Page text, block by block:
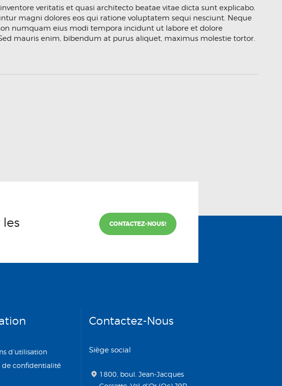
veritatis et quasi architecto beatae vitae dicta sunt explicabo.
magni dolores eos qui ratione voluptatem sequi nesciunt. Neque
numquam eius modi tempora incidunt ut labore et dolore
mauris enim, bibendum at purus aliquet, maximus molestie tortor.
CONTACTEZ-NOUS!
d’utilisation
de confidentialité
Contactez-Nous
Siège social
1800, boul. Jean-Jacques